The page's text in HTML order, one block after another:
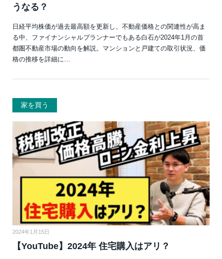
うなる？
日経平均株価が過去最高額を更新し、不動産価格との関連性が高ま
る中、ファイナンシャルプランナーでもある白石が2024年1月の首
都圏不動産市場の動向を解説。マンションと戸建ての取引状況、価
格の推移を詳細に…
家を買う
2024年1月15日
【YouTube】2024年 住宅購入はアリ？